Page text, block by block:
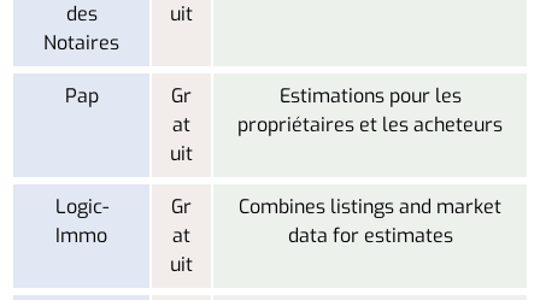
des
Notaires
uit
Pap
Gr
at
uit
Estimations pour les
propriétaires et les acheteurs
Logic-
Immo
Gr
at
uit
Combines listings and market
data for estimates